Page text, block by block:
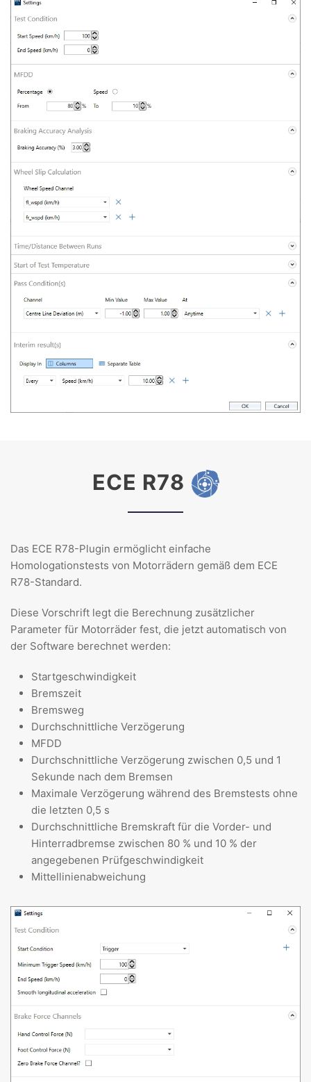
ECE R78
Das ECE R78-Plugin ermöglicht einfache
Homologationstests von Motorrädern gemäß dem ECE
R78-Standard.
Diese Vorschrift legt die Berechnung zusätzlicher
Parameter für Motorräder fest, die jetzt automatisch von
der Software berechnet werden:
Startgeschwindigkeit
Bremszeit
Bremsweg
Durchschnittliche Verzögerung
MFDD
Durchschnittliche Verzögerung zwischen 0,5 und 1
Sekunde nach dem Bremsen
Maximale Verzögerung während des Bremstests ohne
die letzten 0,5 s
Durchschnittliche Bremskraft für die Vorder- und
Hinterradbremse zwischen 80 % und 10 % der
angegebenen Prüfgeschwindigkeit
Mittellinienabweichung